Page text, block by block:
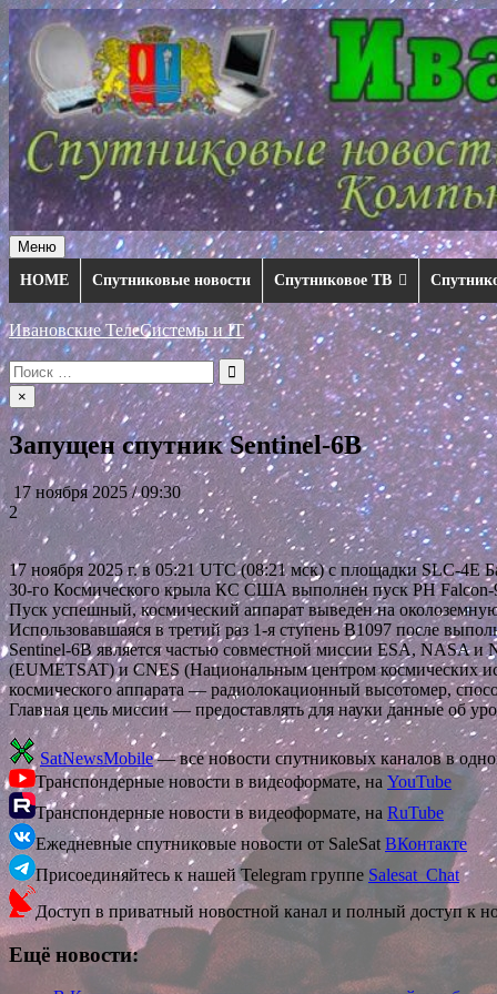
Перейти
к
содержимому
Меню
HOME
Спутниковые новости Спутниковое ТВ
Ивановские ТелеСистемы и IT
Искать:
×
Запущен спутник Sentinel-6B
17 ноября 2025 / 09:30
2
17 ноября 2025 г. в 05:21 UTC (08:21 мск) с площадки SLC-
30-го Космического крыла КС США выполнен пуск РН Falcon-
Пуск успешный, космический аппарат выведен на
Использовавшаяся в третий раз 1-я ступень В1097 после
Sentinel-6B является частью совместной миссии ESA, NASA
(EUMETSAT) и CNES (Национальным центром космических
космического аппарата — радиолокационный высотомер,
Главная цель миссии — предоставлять для науки данные об
SatNewsMobile— все новости спутниковых каналов в
Транспондерные новости в видеоформате, на YouTube
Транспондерные новости в видеоформате, на RuTube
Ежедневные спутниковые новости от SaleSat ВКонтакте
Присоединяйтесь к нашей Telegram группе Salesat_Chat
Доступ в приватный новостной канал и полный доступ к
Ещё новости: